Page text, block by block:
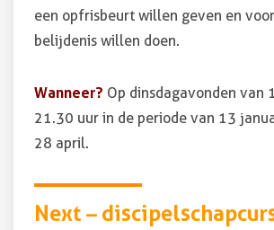
een opfrisbeurt willen geven en
belijdenis willen doen.
Wanneer? Op dinsdagavonden van
21.30 uur in de periode van 13
28 april.
Next –